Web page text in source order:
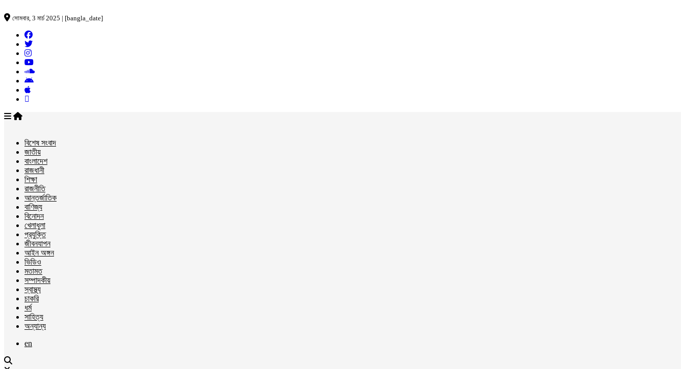
সোমবার, 3 মার্চ 2025 | [bangla_date]
বিশেষ সংবাদ
জাতীয়
বাংলাদেশ
রাজধানী
শিক্ষা
রাজনীতি
আন্তর্জাতিক
বাণিজ্য
বিনোদন
খেলাধুলা
প্রযুক্তি
জীবনযাপন
আইন অঙ্গন
ভিডিও
মতামত
সম্পাদকীয়
স্বাস্থ্য
চাকরি
ধর্ম
সাহিত্য
অন্যান্য
en